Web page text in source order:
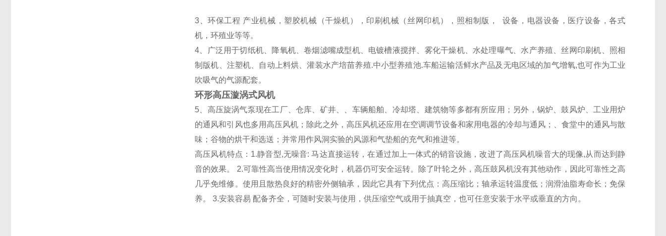
3、环保工程 产业机械，塑胶机械（干燥机），印刷机械（丝网印机），照相制版， 设备，电器设备，医疗设备，各式
机，环殖业等等。
4、广泛用于切纸机、降氧机、卷烟滤嘴成型机、电镀槽液搅拌、雾化干燥机、水处理曝气、水产养殖、丝网印刷机、照相
制版机、注塑机、自动上料烘、灌装水产培苗养殖.中小型养殖池.车船运输活鲜水产品及无电区域的加气增氧,也可作为工业
吹吸气的气源配套。
环形高压漩涡式风机
5、高压旋涡气泵现在工厂、仓库、矿井、、车辆船舶、冷却塔、建筑物等多都有所应用；另外，锅炉、鼓风炉、工业用炉
的通风和引风也多用高压风机；除此之外，高压风机还应用在空调调节设备和家用电器的冷却与通风；、食堂中的通风与散
味；谷物的烘干和选送；并常用作风洞实验的风源和气垫船的充气和推进等。
高压风机特点： 1.静音型,无噪音:马达直接运转，在通过加上一体式的销音设施，改进了高压风机噪音大的现像,从而达到静
音的效果。
2.可靠性高当使用情况变化时，机器仍可安全运转。除了叶轮之外，高压鼓风机没有其他动作，因此可靠性之高
几乎免维修。使用且散热良好的精密外侧轴承，因此它具有下列优点：高压缩比；轴承运转温度低；润滑油脂寿命长；免保
养。
3.安装容易 配备齐全，可随时安装与使用，供压缩空气或用于抽真空，也可任意安装于水平或垂直的方向。